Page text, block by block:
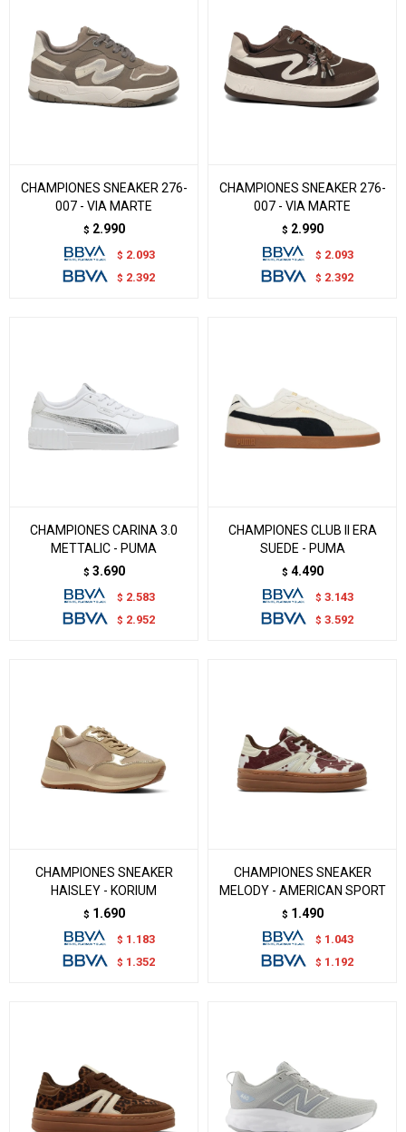
CHAMPIONES SNEAKER 276-
007 - VIA MARTE
$ 2.990
$ 2.093
$ 2.392
CHAMPIONES SNEAKER 276-
007 - VIA MARTE
$ 2.990
$ 2.093
$ 2.392
CHAMPIONES CARINA 3.0
METTALIC - PUMA
$ 3.690
$ 2.583
$ 2.952
CHAMPIONES CLUB II ERA
SUEDE - PUMA
$ 4.490
$ 3.143
$ 3.592
CHAMPIONES SNEAKER
HAISLEY - KORIUM
$ 1.690
$ 1.183
$ 1.352
CHAMPIONES SNEAKER
MELODY - AMERICAN SPORT
$ 1.490
$ 1.043
$ 1.192